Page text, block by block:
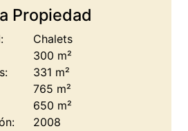
Propiedad
Chalets
300 m²
331 m²
765 m²
650 m²
2008